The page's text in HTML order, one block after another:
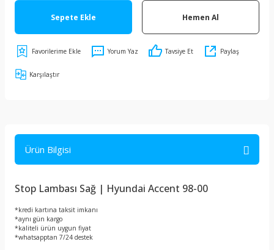
Sepete Ekle Hemen Al
Yorum Yaz Tavsiye Et Paylaş
Karşılaştır
Ürün Bilgisi
Stop Lambası Sağ | Hyundai Accent 98-00
*kredi kartına taksit imkanı
*aynı gün kargo
*kaliteli ürün uygun fiyat
*whatsapptan 7/24 destek